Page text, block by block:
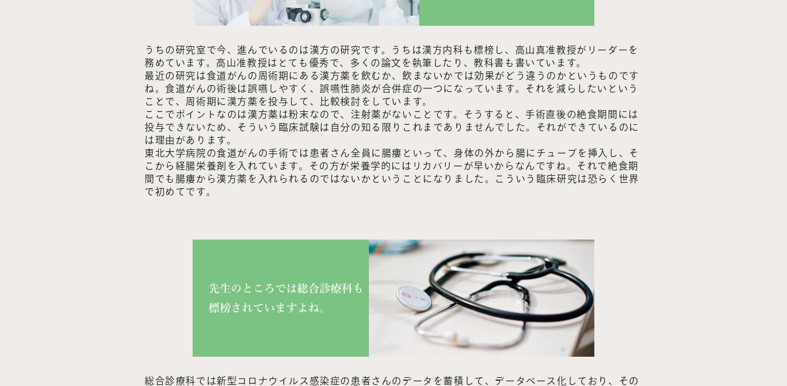
うちの研究室で今、進んでいるのは漢方の研究です。うちは漢方内科も標榜し、高山真准教授がリーダーを
務めています。高山准教授はとても優秀で、多くの論文を執筆したり、教科書も書いています。
最近の研究は食道がんの周術期にある漢方薬を飲むか、飲まないかでは効果がどう違うのかというものです
ね。食道がんの術後は誤嚥しやすく、誤嚥性肺炎が合併症の一つになっています。それを減らしたいという
ことで、周術期に漢方薬を投与して、比較検討をしています。
ここでポイントなのは漢方薬は粉末なので、注射薬がないことです。そうすると、手術直後の絶食期間には
投与できないため、そういう臨床試験は自分の知る限りこれまでありませんでした。それができているのに
は理由があります。
東北大学病院の食道がんの手術では患者さん全員に腸瘻といって、身体の外から腸にチューブを挿入し、そ
こから経腸栄養剤を入れています。その方が栄養学的にはリカバリーが早いからなんですね。それで絶食期
間でも腸瘻から漢方薬を入れられるのではないかということになりました。こういう臨床研究は恐らく世界
で初めてです。
総合診療科では新型コロナウイルス感染症の患者さんのデータを蓄積して、データベース化しており、その